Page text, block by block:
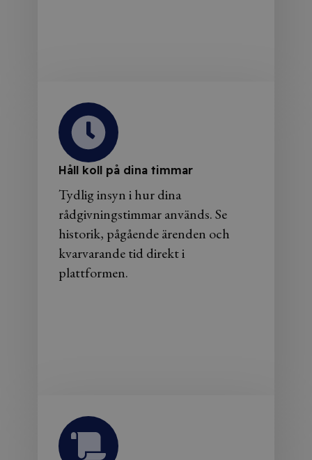
Håll koll på dina timmar
Tydlig insyn i hur dina
rådgivningstimmar används. Se
historik, pågående ärenden och
kvarvarande tid direkt i
plattformen.